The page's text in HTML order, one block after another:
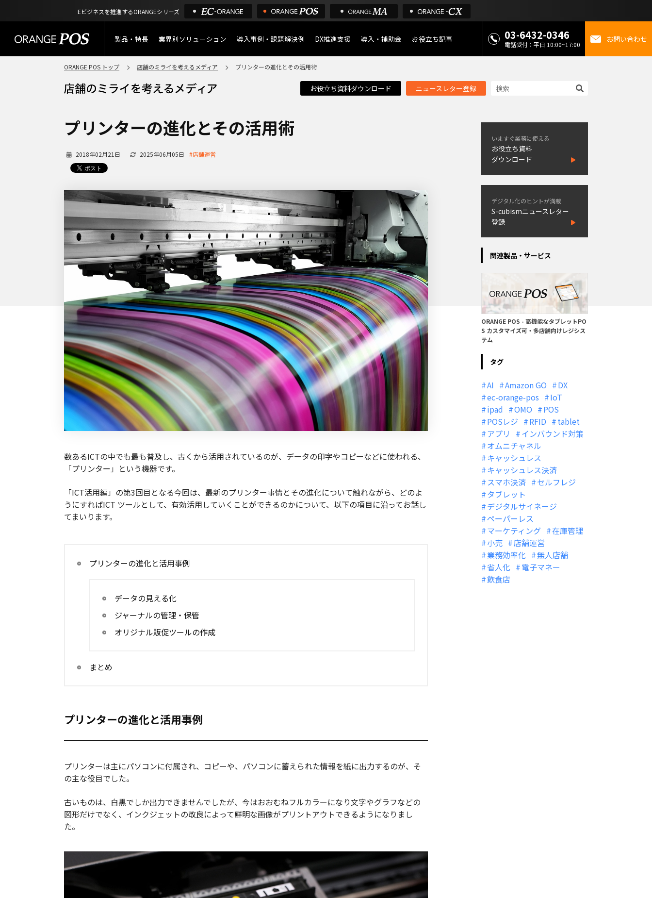
Eビジネスを推進するORANGEシリーズ
製品・特長
特長
製品概要
ORANGE POSの強み
タッチパネル式カスタマー
ディスプレイ
外部サービス連携
インフラ環境・サポート
POS比較
費用
業界別ソリューション
小売業
アパレル
リユース・
リサイクルショップ
アウトドア・釣具
サービス
サロン
ホテル・宿泊
飲食店
導入事例・課題解決例 DX推進支援 導入・補助金
デジタル化・AI導入補助金
お役立ち記事
店舗のミライを考えるメディ
03-6432-0346
電話受付：平日 10:00~17:00
お問い合わせ
ORANGE POS トップ 店舗のミライを考えるメディア プリンターの進化とその活用術
お役立ち資料ダウンロード ニュースレター登録
プリンターの進化とその活用術
2018年02月21日 2025年06月05日 #店舗運営
数あるICTの中でも最も普及し、古くから活用されているのが、データの印字やコピーなどに使われる、
「プリンター」という機器です。
「ICT活用編」の第3回目となる今回は、最新のプリンター事情とその進化について触れながら、どのよ
うにすればICT ツールとして、有効活用していくことができるのかについて、以下の項目に沿ってお話し
てまいります。
プリンターの進化と活用事例
データの見える化
ジャーナルの管理・保管
オリジナル販促ツールの作成
まとめ
プリンターの進化と活用事例
プリンターは主にパソコンに付属され、コピーや、パソコンに蓄えられた情報を紙に出力するのが、そ
の主な役目でした。
古いものは、白黒でしか出力できませんでしたが、今はおおむねフルカラーになり文字やグラフなどの
図形だけでなく、インクジェットの改良によって鮮明な画像がプリントアウトできるようになりまし
た。
いますぐ業務に使える
お役立ち資料
ダウンロード
デジタル化のヒントが満載
S-cubismニュースレター
登録
関連製品・サービス
ORANGE POS - 高機能なタブレットPO
S カスタマイズ可・多店舗向けレジシス
テム
タグ
AI Amazon GO
DX
ec-orange-pos
IoT
ipad
OMO
POS
POSレジ
RFID
tablet
アプリ
インバウンド対策
オムニチャネル
キャッシュレス
キャッシュレス決済
スマホ決済
セルフレジ
タブレット
デジタルサイネージ
ペーパーレス
マーケティング
在庫管理
小売
店舗運営
業務効率化
無人店舗
省人化
電子マネー
飲食店